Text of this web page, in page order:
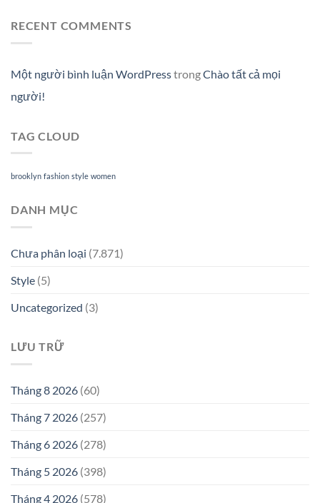
RECENT COMMENTS
Một người bình luận WordPresstrongChào tất cả mọi
người!
TAG CLOUD
brooklyn fashion style women
DANH MỤC
Chưa phân loại (7.871)
Style (5)
Uncategorized (3)
LƯU TRỮ
Tháng 8 2026 (60)
Tháng 7 2026 (257)
Tháng 6 2026 (278)
Tháng 5 2026 (398)
Tháng 4 2026 (578)